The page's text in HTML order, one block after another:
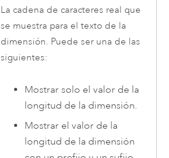
La cadena de caracteres real que
se muestra para el texto de la
dimensión. Puede ser una de las
siguientes:
Mostrar solo el valor de la
longitud de la dimensión.
Mostrar el valor de la
longitud de la dimensión